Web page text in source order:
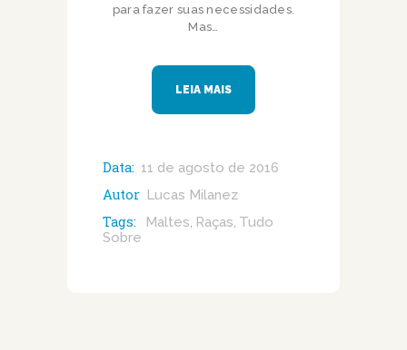
para fazer suas necessidades.
Mas…
LEIA MAIS
Data: 11 de agosto de 2016
Autor Lucas Milanez
Tags: Maltes Raças Tudo
Sobre